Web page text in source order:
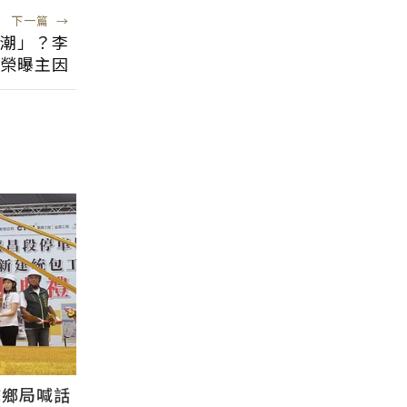
下一篇 →
」？李
曝主因
局喊話